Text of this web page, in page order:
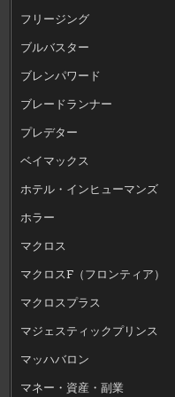
フリージング
ブルバスター
ブレンパワード
ブレードランナー
プレデター
ベイマックス
ホテル・インヒューマンズ
ホラー
マクロス
マクロスF（フロンティア）
マクロスプラス
マジェスティックプリンス
マッハバロン
マネー・資産・副業